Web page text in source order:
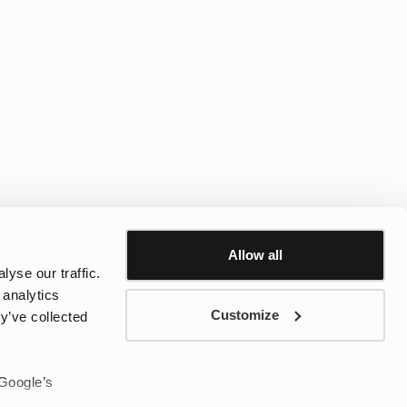
our traffic.
collected
Allow all
Customize
de 10 % de réduction + des offres